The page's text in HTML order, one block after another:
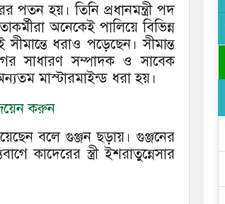
হয়। তিনি প্রধানমন্ত্রী পদ
অনেকেই পালিয়ে বিভিন্ন
ধরাও পড়েছেন। সীমান্ত
সাধারণ সম্পাদক ও সাবেক
মাস্টারমাইন্ড ধরা হয়।
করুন
বলে গুঞ্জন ছড়ায়। গুঞ্জনের
কাদেরের স্ত্রী ইশরাতুন্নেসার